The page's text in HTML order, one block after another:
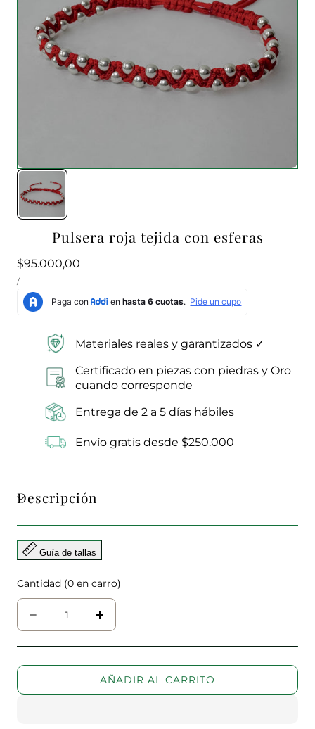
Pulsera roja tejida con esferas
Precio
habitual
$95.000,00
PRECIO
UNITARIO
/POR
Materiales reales y garantizados ✓
Certificado en piezas con piedras y Oro
cuando corresponde
Entrega de 2 a 5 días hábiles
Envío gratis desde $250.000
Descripción
Guía de tallas
Cantidad (0 en carro)
Cantidad
Disminuir
para
Pulsera
tejida
aumentar
cantidad
para
Pulsera
roja
AÑADIR AL CARRITO